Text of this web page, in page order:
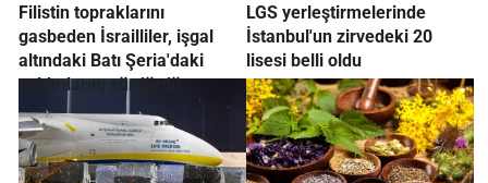
Filistin topraklarını
gasbeden İsrailliler, işgal
altındaki Batı Şeria'daki
saldırılarını sürdürdü
LGS yerleştirmelerinde
İstanbul'un zirvedeki 20
lisesi belli oldu